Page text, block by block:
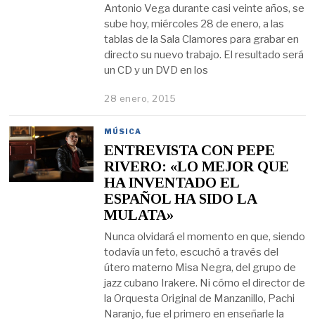
Antonio Vega durante casi veinte años, se
sube hoy, miércoles 28 de enero, a las
tablas de la Sala Clamores para grabar en
directo su nuevo trabajo. El resultado será
un CD y un DVD en los
28 enero, 2015
MÚSICA
ENTREVISTA CON PEPE
RIVERO: «LO MEJOR QUE
HA INVENTADO EL
ESPAÑOL HA SIDO LA
MULATA»
Nunca olvidará el momento en que, siendo
todavía un feto, escuchó a través del
útero materno Misa Negra, del grupo de
jazz cubano Irakere. Ni cómo el director de
la Orquesta Original de Manzanillo, Pachi
Naranjo, fue el primero en enseñarle la